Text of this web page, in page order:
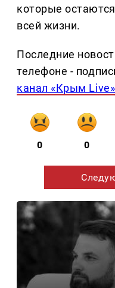
которые
всей жизни.
Последние
телефоне -
канал «Крым Live»
0 0